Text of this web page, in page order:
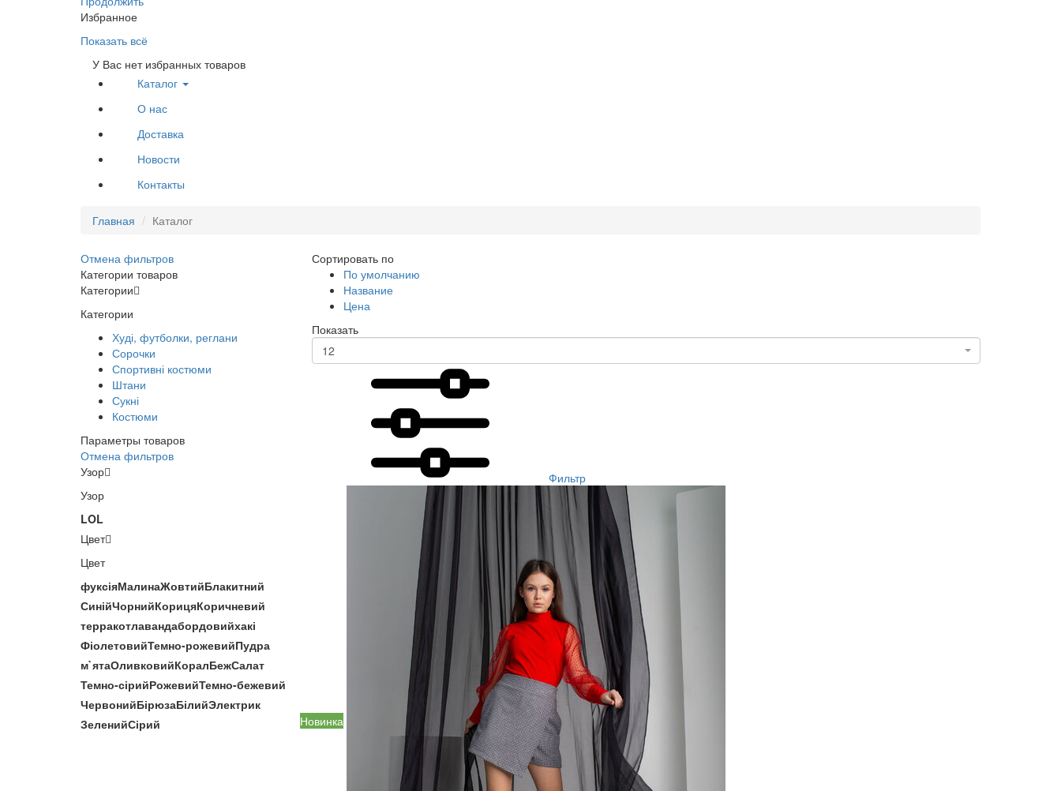
Избранное
Показать всё
У Вас нет избранных товаров
Каталог
О нас
Доставка
Новости
Контакты
Главная Каталог
Отмена фильтров
Категории товаров
Категории
Категории
Худі, футболки, реглани
Сорочки
Спортивні костюми
Штани
Сукні
Костюми
Параметры товаров
Отмена фильтров
Узор
Узор
LOL
Цвет
Цвет
фуксіяМалинаЖовтийБлакитний
СинійЧорнийКорицяКоричневий
терракотлавандабордовийхакі
ФіолетовийТемно-рожевийПудра
м`ятаОливковийКоралБежСалат
Темно-сірийРожевийТемно-бежевий
ЧервонийБірюзаБілийЭлектрик
ЗеленийСірий
Сортировать по
По умолчанию
Название
Цена
Показать
12
Фильтр
Новинка